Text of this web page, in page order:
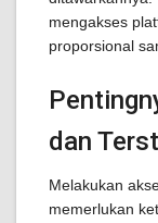
mengakses
proporsional
dan
Melakukan
memerlukan